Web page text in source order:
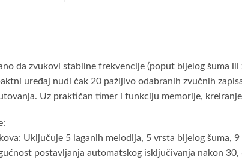
da zvukovi stabilne frekvencije (poput bijelog šuma
uređaj nudi čak 20 pažljivo odabranih zvučnih
Uz praktičan timer i funkciju memorije,
Uključuje 5 laganih melodija, 5 vrsta bijelog šuma,
postavljanja automatskog isključivanja nakon